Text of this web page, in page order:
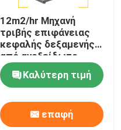
12m2/hr Μηχανή
τριβής επιφάνειας
κεφαλής δεξαμενής
από ανοξείδωτο
χάλυβα
Καλύτερη τιμή
επαφή